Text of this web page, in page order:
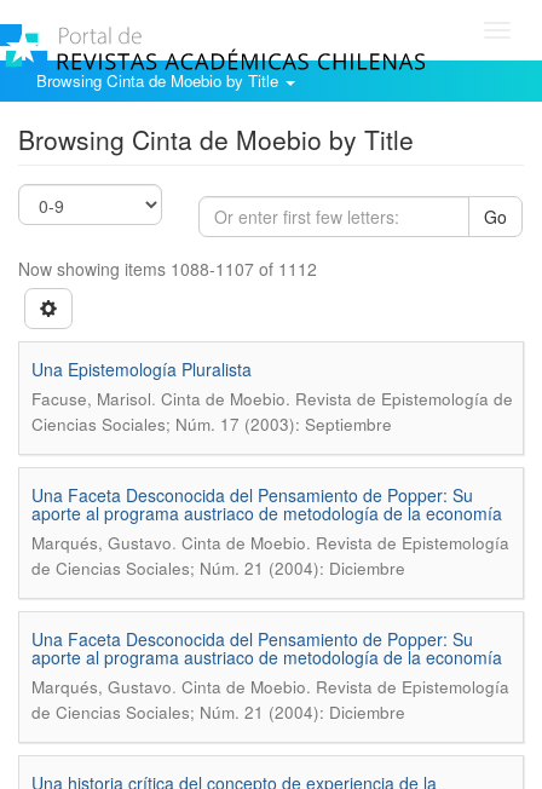
Browsing Cinta de Moebio by Title
Browsing Cinta de Moebio by Title
Go
Now showing items 1088-1107 of 1112
Una Epistemología Pluralista
Facuse, Marisol. Cinta de Moebio. Revista de Epistemología de
Ciencias Sociales; Núm. 17 (2003): Septiembre
Una Faceta Desconocida del Pensamiento de Popper: Su
aporte al programa austriaco de metodología de la economía
Marqués, Gustavo. Cinta de Moebio. Revista de Epistemología
de Ciencias Sociales; Núm. 21 (2004): Diciembre
Una Faceta Desconocida del Pensamiento de Popper: Su
aporte al programa austriaco de metodología de la economía
Marqués, Gustavo. Cinta de Moebio. Revista de Epistemología
de Ciencias Sociales; Núm. 21 (2004): Diciembre
Una historia crítica del concepto de experiencia de la